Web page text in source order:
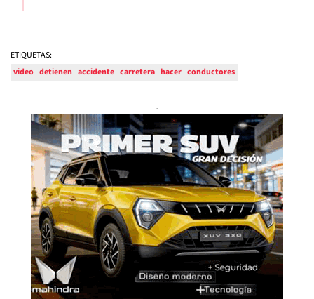
ETIQUETAS:
video detienen accidente carretera hacer conductores